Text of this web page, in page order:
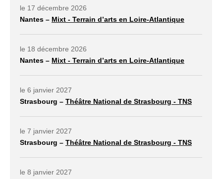
le 17 décembre 2026
Nantes – Mixt - Terrain d’arts en Loire-Atlantique
le 18 décembre 2026
Nantes – Mixt - Terrain d’arts en Loire-Atlantique
le 6 janvier 2027
Strasbourg – Théâtre National de Strasbourg - TNS
le 7 janvier 2027
Strasbourg – Théâtre National de Strasbourg - TNS
le 8 janvier 2027